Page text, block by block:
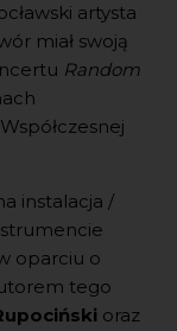
artysta
miał swoją
Random
instalacja /
oparciu o
tego
oraz